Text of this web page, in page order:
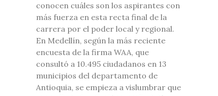
conocen cuáles son los aspirantes con
más fuerza en esta recta final de la
carrera por el poder local y regional.
En Medellín, según la más reciente
encuesta de la firma WAA, que
consultó a 10.495 ciudadanos en 13
municipios del departamento de
Antioquia, se empieza a vislumbrar que